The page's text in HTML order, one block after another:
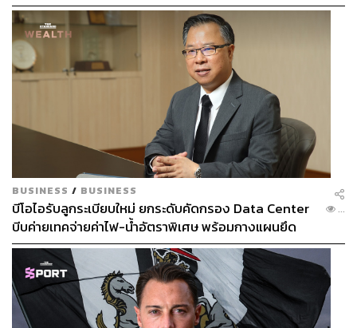
BUSINESS / BUSINESS
บีโอไอรับลูกระเบียบใหม่ ยกระดับคัดกรอง Data Center
บีบค่ายเทคจ่ายค่าไฟ-น้ำอัตราพิเศษ พร้อมกางแผนยึด
ประโยชน์ประเทศเป็นหลัก
...